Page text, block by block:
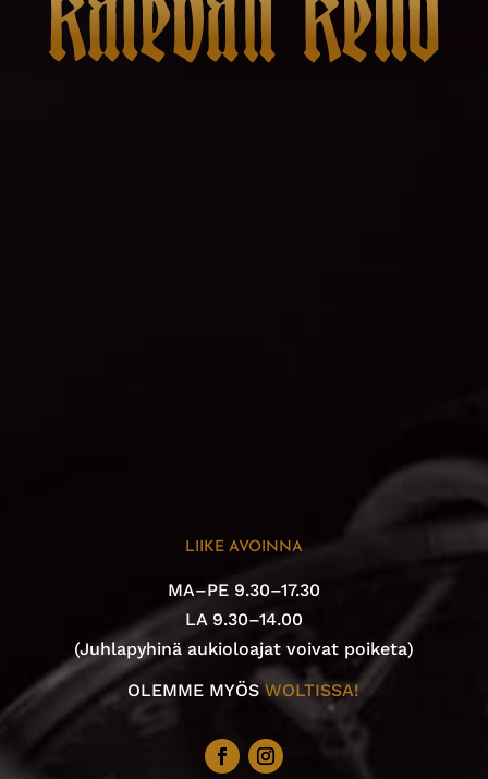
LIIKE AVOINNA
MA–PE 9.30–17.30
LA 9.30–14.00
(Juhlapyhinä aukioloajat voivat poiketa)
OLEMME MYÖSWOLTISSA!